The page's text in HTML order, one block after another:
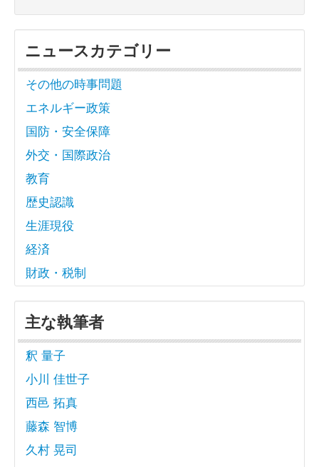
ニュースカテゴリー
その他の時事問題
エネルギー政策
国防・安全保障
外交・国際政治
教育
歴史認識
生涯現役
経済
財政・税制
主な執筆者
釈 量子
小川 佳世子
西邑 拓真
藤森 智博
久村 晃司